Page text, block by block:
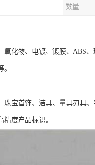
数量
化物、电镀、镀膜、ABS
宝首饰、洁具、量具刃具
度产品标识。